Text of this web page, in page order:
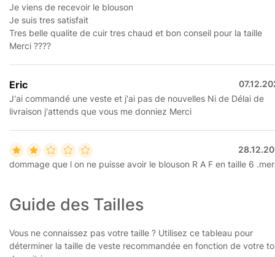
Je viens de recevoir le blouson
Je suis tres satisfait
Tres belle qualite de cuir tres chaud et bon conseil pour la taille
Merci ????
Eric
J'ai commandé une veste et j'ai pas de nouvelles Ni de Délai de
livraison j'attends que vous me donniez Merci
dommage que l on ne puisse avoir le blouson R A F en taille 6
Guide des Tailles
Vous ne connaissez pas votre taille ? Utilisez ce tableau pour
déterminer la taille de veste recommandée en fonction de votre